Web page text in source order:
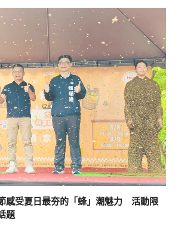
感受夏日最夯的「蜂」潮魅力 活動限
題